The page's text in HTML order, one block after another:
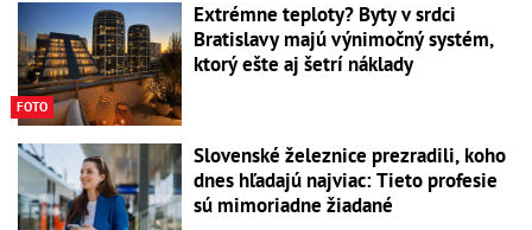
FOTO
Extrémne teploty? Byty v srdci
Bratislavy majú výnimočný systém,
ktorý ešte aj šetrí náklady
Slovenské železnice prezradili, koho
dnes hľadajú najviac: Tieto profesie
sú mimoriadne žiadané